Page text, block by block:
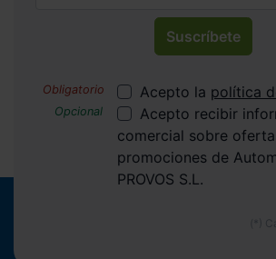
Suscríbete
Acepto la política
Acepto recibir
comercial sobre
promociones de
PROVOS S.L.